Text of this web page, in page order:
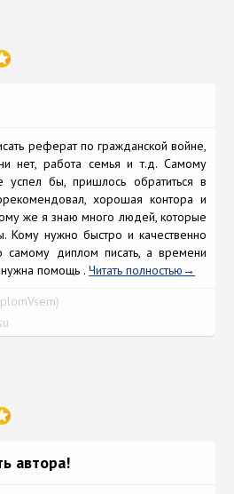
реферат по гражданской войне,
нет, работа семья и т.д. Самому
успел бы, пришлось обратиться в
хорошая контора и
же я знаю много людей, которые
Кому нужно быстро и качественно
самому диплом писать, а времени
нужна помощь .Читать полностью
автора!